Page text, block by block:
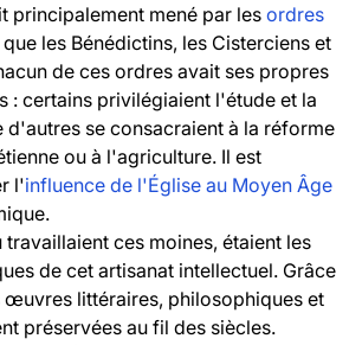
principalement mené par les ordres
les Bénédictins, les Cisterciens et
de ces ordres avait ses propres
: certains privilégiaient l'étude et la
d'autres se consacraient à la réforme
ou à l'agriculture. Il est
l'influence de l'Église au Moyen Âge
ces moines, étaient les
de cet artisanat intellectuel. Grâce
œuvres littéraires, philosophiques et
préservées au fil des siècles.